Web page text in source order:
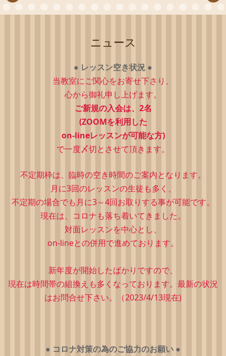
ニュース
● レッスン空き状況 ●
当教室にご関心をお寄せ下さり、
心から御礼申し上げます。
ご新規の入会は、2名
(ZOOMを利用した
on-lineレッスンが可能な方)
で一度〆切とさせて頂きます。
不定期枠は、 臨時の空き時間のご案内となります。
月に3回のレッスンの生徒も多く、
不定期の場合でも月に3～4回お取りする事が可能です。
現在は、コロナも落ち着いてきました。
対面レッスンを中心とし、
on-lineとの併用で進めております。
新年度が開始したばかりですので、
現在は時間帯の組換えも多くなっております。最新の状況
はお問合せ下さい。（2023/4/13現在)
● コロナ対策の為のご協力のお願い ●